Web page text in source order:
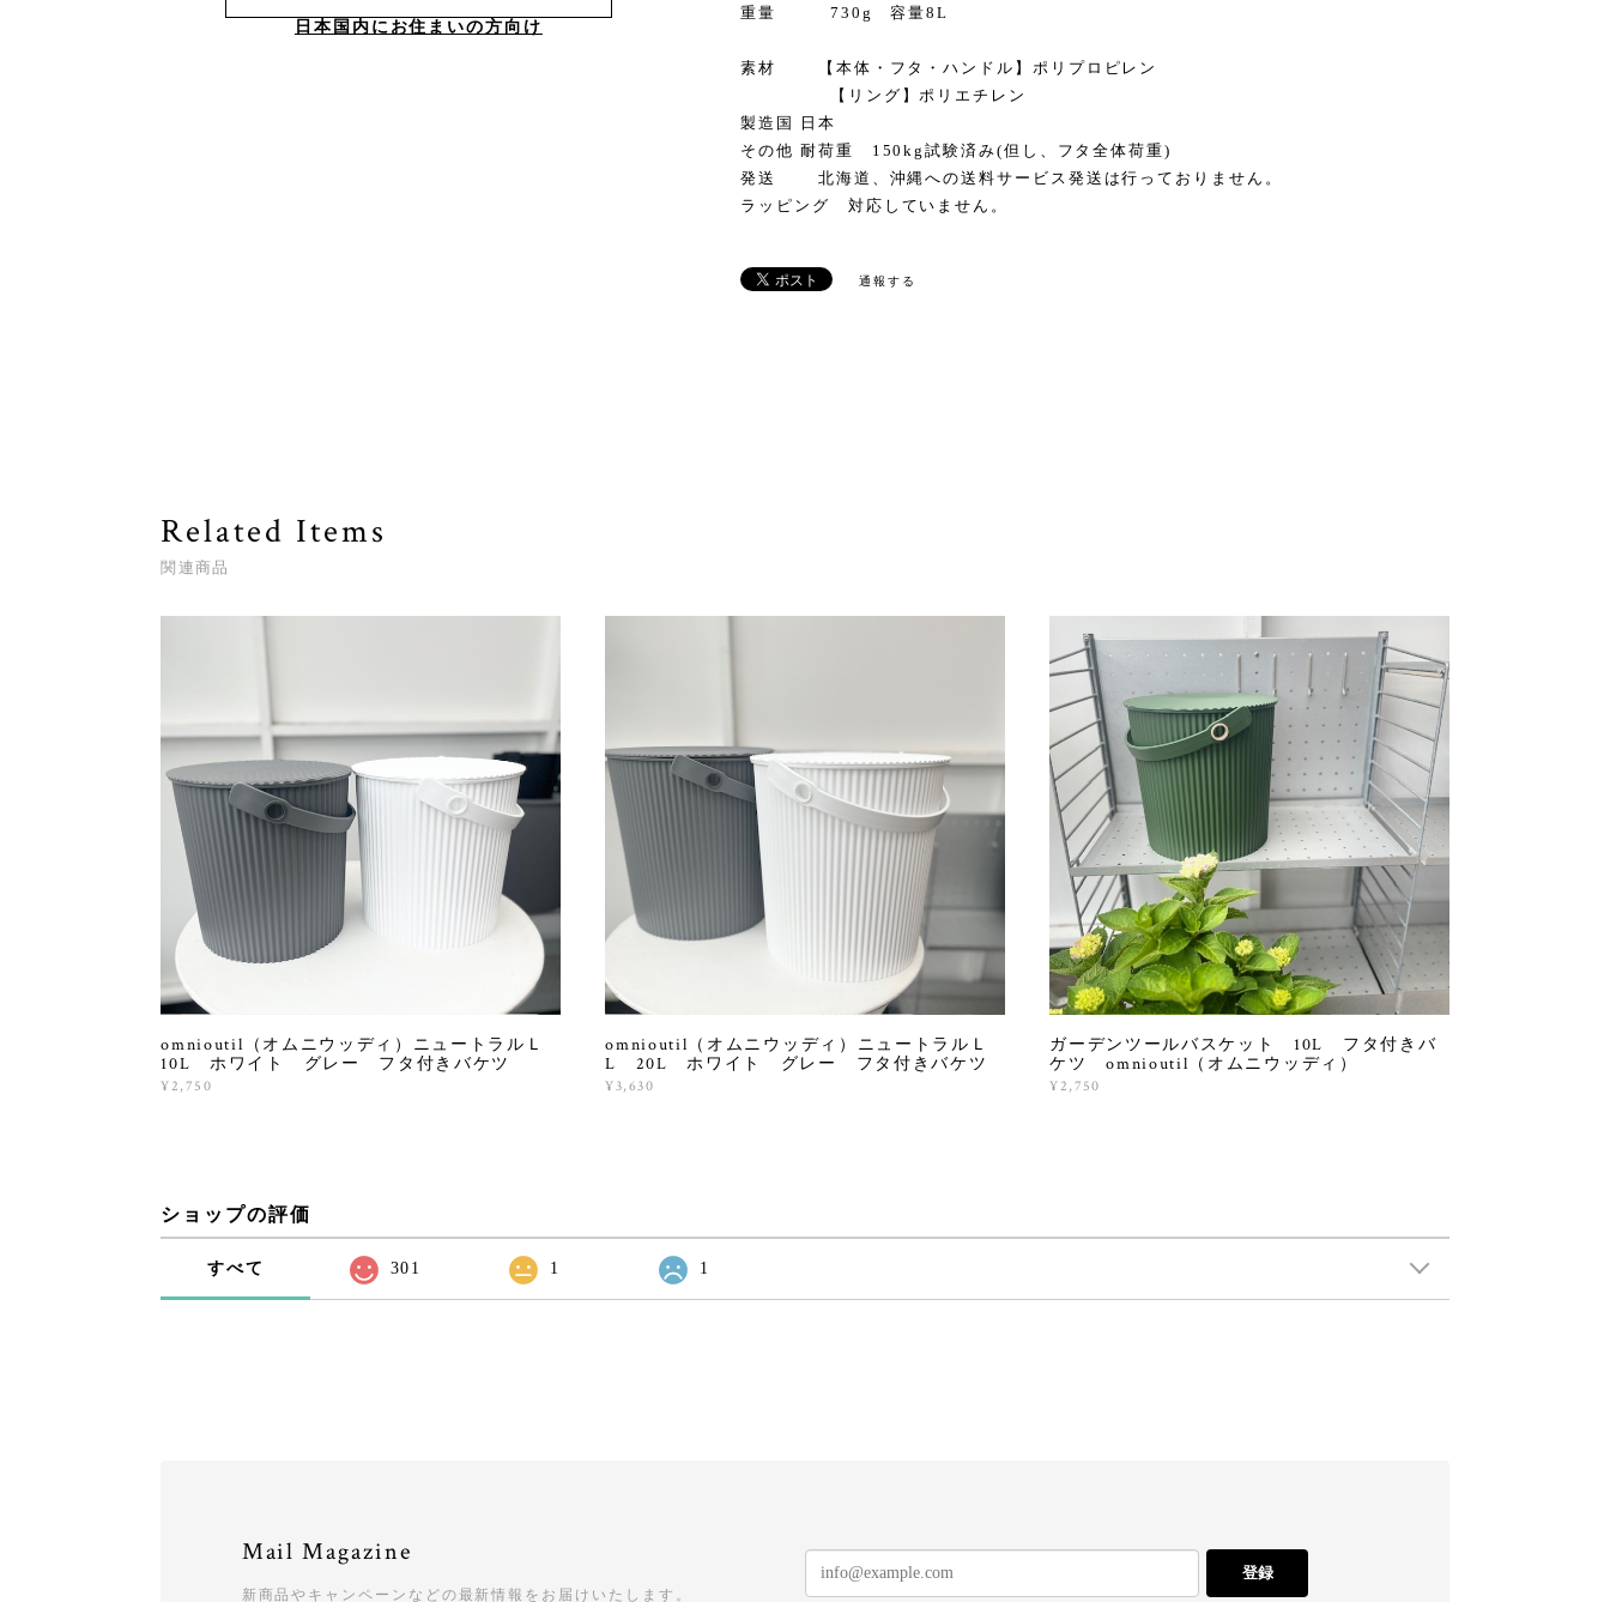
日本国内にお住まいの方向け
重量 730g 容量8L
素材 【本体・フタ・ハンドル】ポリプロピレン
【リング】ポリエチレン
製造国 日本
その他 耐荷重 150kg試験済み(但し、フタ全体荷重)
発送 北海道、沖縄への送料サービス発送は行っておりません。
ラッピング 対応していません。
通報する
Related Items
関連商品
omnioutil（オムニウッディ）ニュートラルＬ
10L ホワイト グレー フタ付きバケツ
¥2,750
omnioutil（オムニウッディ）ニュートラルＬ
L 20L ホワイト グレー フタ付きバケツ
¥3,630
ガーデンツールバスケット 10L フタ付きバ
ケツ omnioutil（オムニウッディ）
¥2,750
ショップの評価
すべて 301 1 1
Mail Magazine
新商品やキャンペーンなどの最新情報をお届けいたします。
登録